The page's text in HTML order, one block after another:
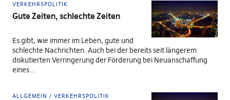
VERKEHRSPOLITIK
Gute Zeiten, schlechte Zeiten
Es gibt, wie immer im Leben, gute und
schlechte Nachrichten. Auch bei der bereits seit längerem
diskutierten Verringerung der Förderung bei Neuanschaffung
eines…
ALLGEMEIN VERKEHRSPOLITIK